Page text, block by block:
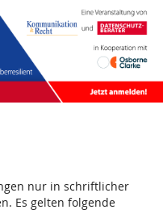
nur in schriftlicher
Es gelten folgende